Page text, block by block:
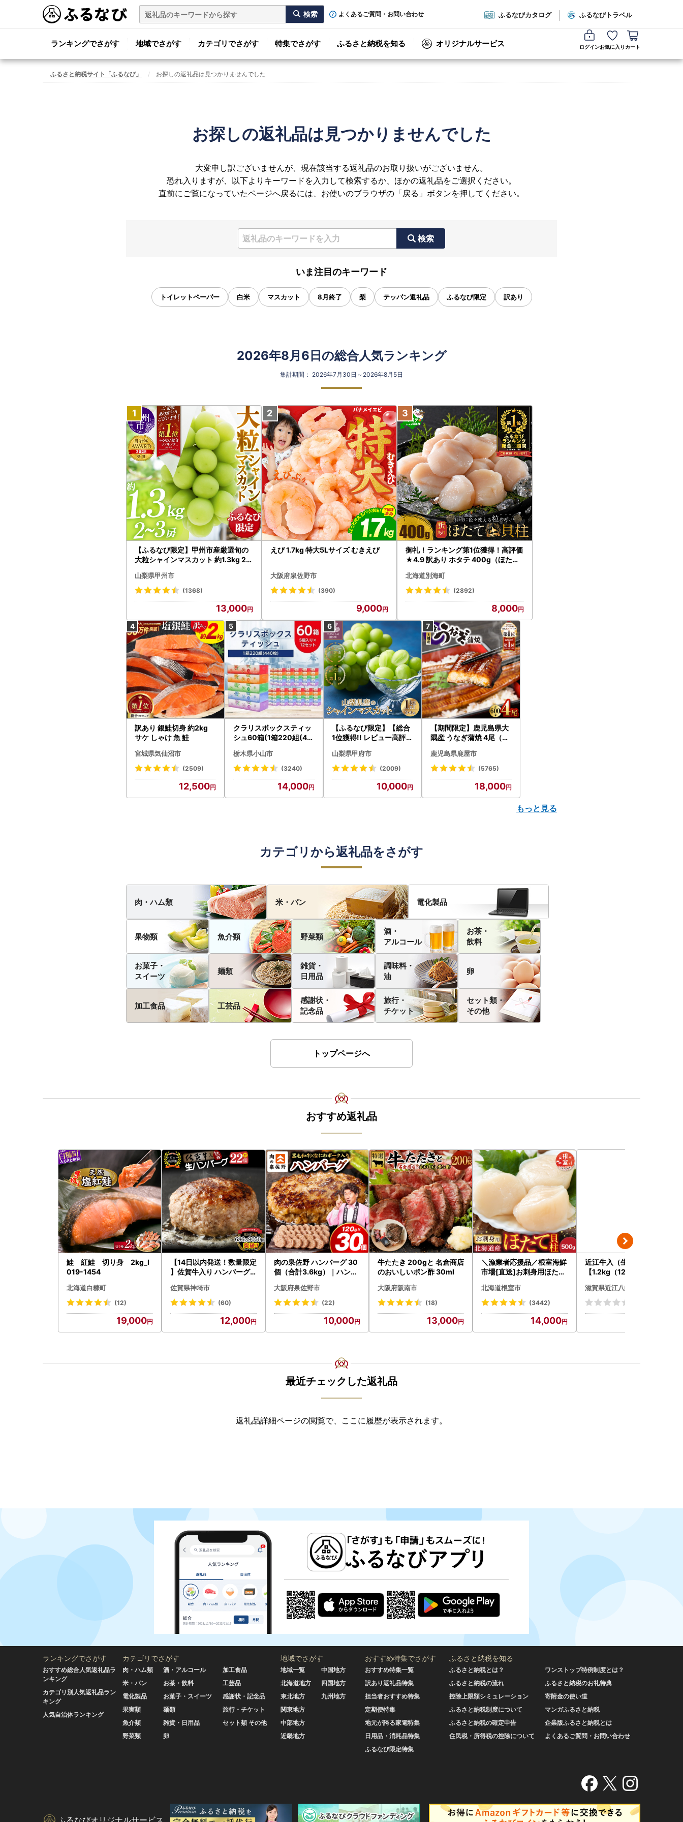
よくあるご質問・お問い合わせ ふるなびカタログ ふるなびトラベル
ランキングでさがす 地域でさがす カテゴリでさがす 特集でさがす ふるさと納税を知る オリジナルサービス ログインお気に入り カート
ふるさと納税サイト「ふるなび」 お探しの返礼品は見つかりませんでした
お探しの返礼品は見つかりませんでした
大変申し訳ございませんが、現在該当する返礼品のお取り扱いがございません。
恐れ入りますが、以下よりキーワードを入力して検索するか、ほかの返礼品をご選択ください。
直前にご覧になっていたページへ戻るには、お使いのブラウザの「戻る」ボタンを押してください。
検索
いま注目のキーワード
トイレットペーパー 白米 マスカット 8月終了 梨 テッパン返礼品 ふるなび限定 訳あり
2026年8月6日の総合人気ランキング
集計期間： 2026年7月30日～2026年8月5日
【ふるなび限定】甲州市産厳選旬の
大粒シャインマスカット 約1.3kg 2
472 FN-Limited-VO シャインマス
カット フルーツ
山梨県甲州市
(1368)
13,000
えび 1.7kg 特大5Lサイズ むきえび
大阪府泉佐野市
(390)
9,000
御礼！ランキング第1位獲得！高評価
★4.9 訳あり ホタテ 400g（ほたて
北海道別海町
(2892)
8,000
訳あり 銀鮭切身 約2kg
サケ しゃけ 魚 鮭
宮城県気仙沼市
(2509)
12,500
クラリスボックスティッ
シュ60箱(1箱220組(44
ト)【配送不可地域：離島
・沖縄県】【1256759】
栃木県小山市
(3240)
14,000
【ふるなび限定】【総合
1位獲得!! レビュー高評価
〉山梨県産 シャインマス
カット 2～3房（1.0kg以
N-Limited-SP
山梨県甲府市
(2009)
10,000
【期間限定】鹿児島県大
隅産 うなぎ蒲焼 4尾（60
cp18 うなぎ 鰻 魚 惣菜 総
菜
鹿児島県鹿屋市
(5765)
18,000
もっと見る
カテゴリから返礼品をさがす
肉・ハム類 米・パン 電化製品
果物類 魚介類 野菜類
酒・
アルコール
お茶・
飲料
お菓子・
スイーツ
麺類
雑貨・
日用品
調味料・
油
卵
加工食品 工芸品
感謝状・
記念品
旅行・
チケット
セット類・
その他
トップページへ
おすすめ返礼品
鮭 紅鮭 切り身 2kg_I
019-1454
北海道白糠町
(12)
19,000
【14日以内発送！数量限定
】佐賀牛入り ハンバーグ 2
083106)
佐賀県神埼市
(60)
12,000
肉の泉佐野 ハンバーグ 30
個（合計3.6kg）｜ハンバ
わポーク
大阪府泉佐野市
(22)
10,000
牛たたき 200gと 名倉商店
のおいしいポン酢 30ml
大阪府阪南市
(18)
13,000
＼漁業者応援品／根室海鮮
市場[直送]お刺身用ほたて
北海道根室市
(3442)
14,000
近江牛入（生）ハンバーグ
【1.2kg（120ｇ×10個）
滋賀県近江八幡市
最近チェックした返礼品
返礼品詳細ページの閲覧で、ここに履歴が表示されます。
ランキングでさがす
おすすめ総合人気返礼品ラ
ンキング
カテゴリ別人気返礼品ラン
キング
人気自治体ランキング
カテゴリでさがす
肉・ハム類
米・パン
電化製品
果実類
魚介類
野菜類
酒・アルコール
お茶・飲料
お菓子・スイーツ
麺類
雑貨・日用品
卵
加工食品
工芸品
感謝状・記念品
旅行・チケット
セット類 その他
地域でさがす
地域一覧
北海道地方
東北地方
関東地方
中部地方
近畿地方
中国地方
四国地方
九州地方
おすすめ特集でさがす
おすすめ特集一覧
訳あり返礼品特集
担当者おすすめ特集
定期便特集
地元が誇る家電特集
日用品・消耗品特集
ふるなび限定特集
ふるさと納税を知る
ふるさと納税とは？
ふるさと納税の流れ
控除上限額シミュレーション
ふるさと納税制度について
ふるさと納税の確定申告
住民税・所得税の控除について
ワンストップ特例制度とは？
ふるさと納税のお礼特典
寄附金の使い道
マンガふるさと納税
企業版ふるさと納税とは
よくあるご質問・お問い合わせ